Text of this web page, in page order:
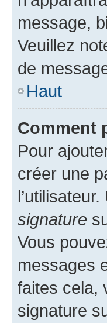
message,
Veuillez
de
Haut
Comment
Pour
créer une
signature
Vous
messages
faites cela,
signature